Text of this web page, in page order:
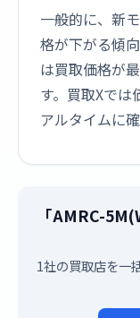
一般的に、新
格が下がる傾
は買取価格が
す。買取Xでは
アルタイムに
「AMRC-
1社の買取店を一